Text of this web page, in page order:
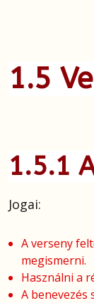
1.5
1.5.1
Jogai:
A verseny
megismerni.
Használni a
A